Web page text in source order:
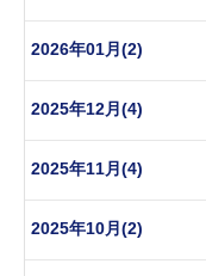
2026年01月(2)
2025年12月(4)
2025年11月(4)
2025年10月(2)